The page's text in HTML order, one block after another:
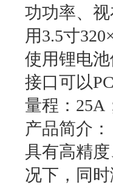
功功率、
用3.5寸
使用锂电
接口可以
量程：25A
产品简介：
具有高精
况下，同